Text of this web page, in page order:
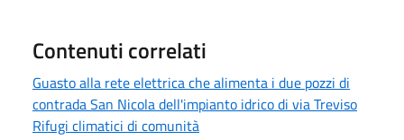
Contenuti correlati
Guasto alla rete elettrica che alimenta i due pozzi di
contrada San Nicola dell'impianto idrico di via Treviso
Rifugi climatici di comunità